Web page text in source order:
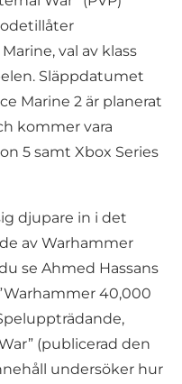
val av klass
Släppdatumet
Marine 2 är planerat
kommer vara
5 samt Xbox Series
djupare in i det
av Warhammer
se Ahmed Hassans
40,000
(publicerad den
undersöker hur